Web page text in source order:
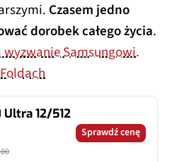
Czasem jedno
dorobek całego życia.
Samsungowi.
12/512
Sprawdź cenę